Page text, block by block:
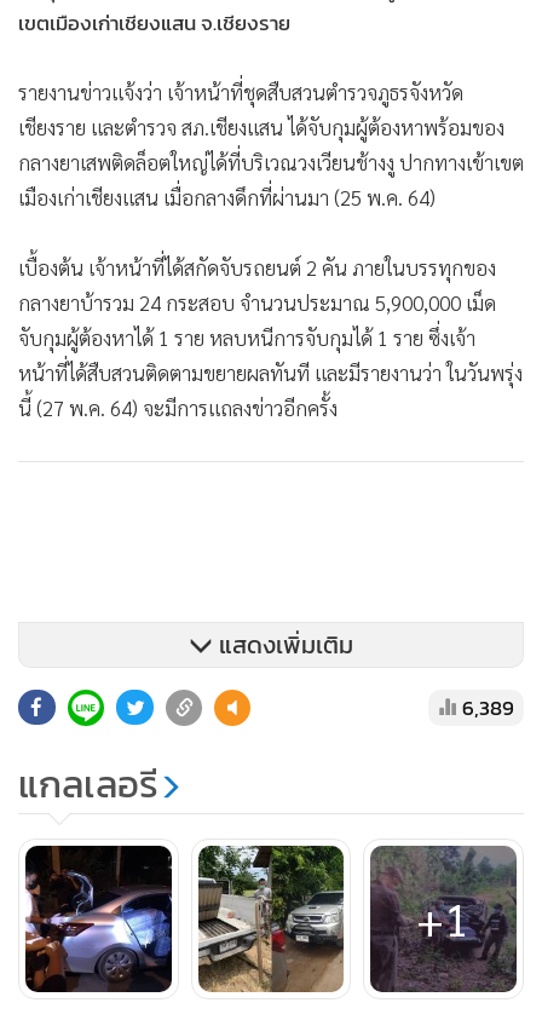
เขตเมืองเก่าเชียงแสน จ.เชียงราย
รายงานข่าวแจ้งว่า เจ้าหน้าที่ชุดสืบสวนตำรวจภูธรจังหวัด
เชียงราย และตำรวจ สภ.เชียงแสน ได้จับกุมผู้ต้องหาพร้อมของ
กลางยาเสพติดล็อตใหญ่ได้ที่บริเวณวงเวียนช้างงู ปากทางเข้าเขต
เมืองเก่าเชียงแสน เมื่อกลางดึกที่ผ่านมา (25 พ.ค. 64)
เบื้องต้น เจ้าหน้าที่ได้สกัดจับรถยนต์ 2 คัน ภายในบรรทุกของ
กลางยาบ้ารวม 24 กระสอบ จำนวนประมาณ 5,900,000 เม็ด
จับกุมผู้ต้องหาได้ 1 ราย หลบหนีการจับกุมได้ 1 ราย ซึ่งเจ้า
หน้าที่ได้สืบสวนติดตามขยายผลทันที และมีรายงานว่า ในวันพรุ่ง
นี้ (27 พ.ค. 64) จะมีการแถลงข่าวอีกครั้ง
แสดงเพิ่มเติม
6,389
แกลเลอรี
+1